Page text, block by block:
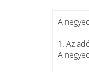
A
1. Az
A